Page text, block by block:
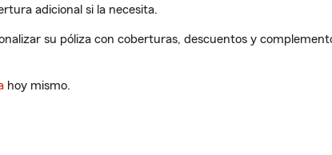
adicional si la necesita.
su póliza con coberturas, descuentos y
hoy mismo.